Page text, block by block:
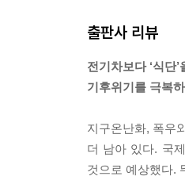
복합화력발전소,
--- p.23
가장 충격적인 변
깜짝 놀랐다. (…)
출판사 리뷰
전기차보다 ‘식단
기후위기를 극복
지구온난화, 폭우
더 남아 있다. 국
것으로 예상했다.